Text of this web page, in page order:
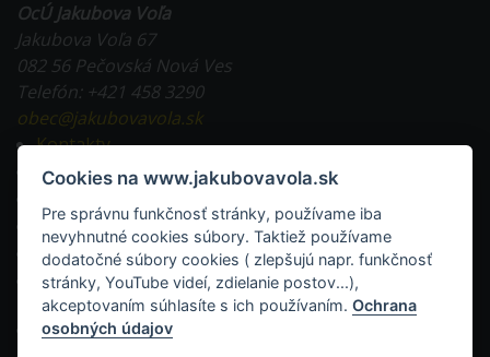
OcÚ Jakubova Voľa
Jakubova Voľa 67
082 56 Pečovská Nová Ves
Telefón: +421 458 3290
obec@jakubovavola.sk
Kontakty
Tlačivá na stiahnutie
Evidencia obyvateľstva a doklady
Miestne dane a poplatky
Stavebná činnosť v obci a tlačivá
RSS
Cookies na www.jakubovavola.sk
Pre správnu funkčnosť stránky, používame iba
nevyhnutné cookies súbory. Taktiež používame
dodatočné súbory cookies ( zlepšujú napr. funkčnosť
stránky, YouTube videí, zdielanie postov...),
akceptovaním súhlasíte s ich používaním.Ochrana
osobných údajov